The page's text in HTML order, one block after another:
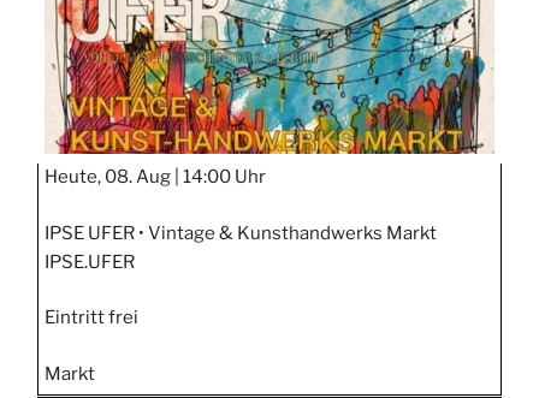
Heute, 08. Aug | 14:00 Uhr
IPSE UFER • Vintage & Kunsthandwerks Markt
IPSE.UFER
Eintritt frei
Markt